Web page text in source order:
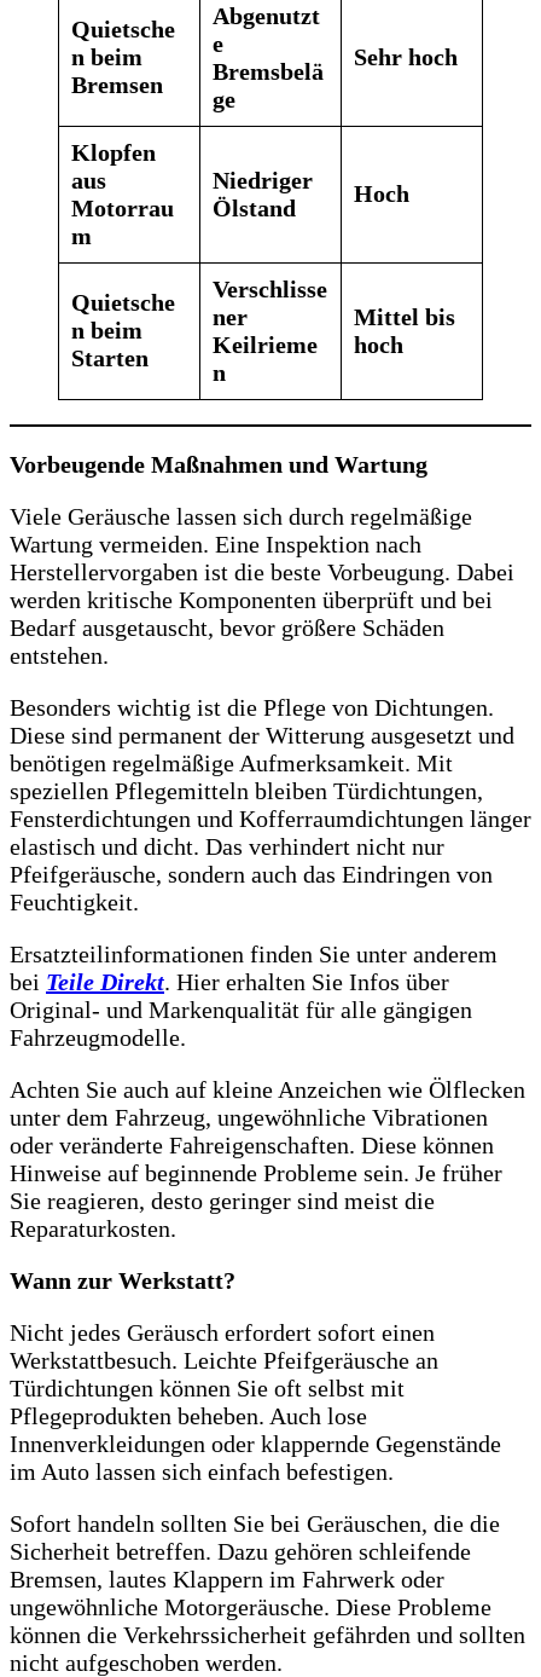
Quietsche
n beim
Bremsen
Abgenutzt
e
Bremsbelä
ge
Sehr hoch
Klopfen
aus
Motorrau
m
Niedriger
Ölstand
Hoch
Quietsche
n beim
Starten
Verschlisse
ner
Keilrieme
n
Mittel bis
hoch
Vorbeugende Maßnahmen und Wartung
Viele Geräusche lassen sich durch regelmäßige
Wartung vermeiden. Eine Inspektion nach
Herstellervorgaben ist die beste Vorbeugung. Dabei
werden kritische Komponenten überprüft und bei
Bedarf ausgetauscht, bevor größere Schäden
entstehen.
Besonders wichtig ist die Pflege von Dichtungen.
Diese sind permanent der Witterung ausgesetzt und
benötigen regelmäßige Aufmerksamkeit. Mit
speziellen Pflegemitteln bleiben Türdichtungen,
Fensterdichtungen und Kofferraumdichtungen länger
elastisch und dicht. Das verhindert nicht nur
Pfeifgeräusche, sondern auch das Eindringen von
Feuchtigkeit.
Ersatzteilinformationen finden Sie unter anderem
bei Teile Direkt. Hier erhalten Sie Infos über
Original- und Markenqualität für alle gängigen
Fahrzeugmodelle.
Achten Sie auch auf kleine Anzeichen wie Ölflecken
unter dem Fahrzeug, ungewöhnliche Vibrationen
oder veränderte Fahreigenschaften. Diese können
Hinweise auf beginnende Probleme sein. Je früher
Sie reagieren, desto geringer sind meist die
Reparaturkosten.
Wann zur Werkstatt?
Nicht jedes Geräusch erfordert sofort einen
Werkstattbesuch. Leichte Pfeifgeräusche an
Türdichtungen können Sie oft selbst mit
Pflegeprodukten beheben. Auch lose
Innenverkleidungen oder klappernde Gegenstände
im Auto lassen sich einfach befestigen.
Sofort handeln sollten Sie bei Geräuschen, die die
Sicherheit betreffen. Dazu gehören schleifende
Bremsen, lautes Klappern im Fahrwerk oder
ungewöhnliche Motorgeräusche. Diese Probleme
können die Verkehrssicherheit gefährden und sollten
nicht aufgeschoben werden.